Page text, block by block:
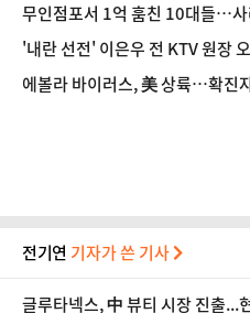
무인점포서 1억 훔친 10대들…사
'내란 선전' 이은우 전 KTV 원장
에볼라 바이러스, 美 상륙…확진
전기연 기자가 쓴 기사
글루타넥스, 中 뷰티 시장 진출...